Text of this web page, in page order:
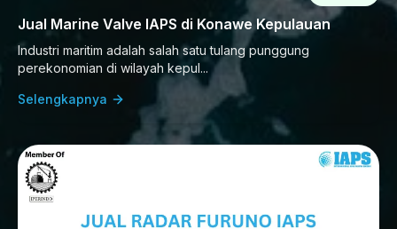
Jual Marine Valve IAPS di Konawe Kepulauan
Industri maritim adalah salah satu tulang punggung
perekonomian di wilayah kepul...
Selengkapnya